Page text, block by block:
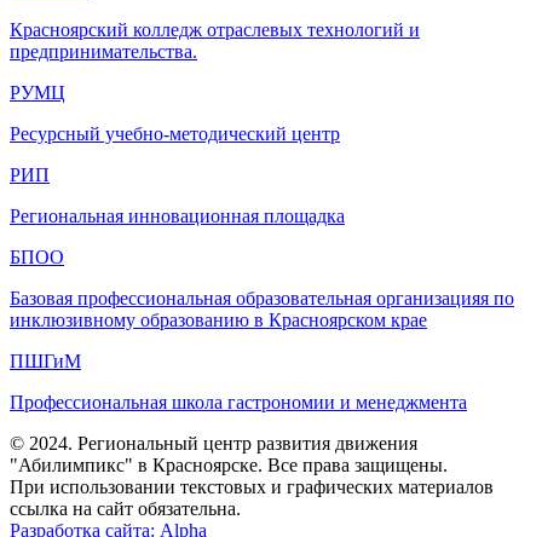
Красноярский колледж отраслевых технологий и
предпринимательства.
РУМЦ
Ресурсный учебно-методический центр
РИП
Региональная инновационная площадка
БПОО
Базовая профессиональная образовательная организацияя по
инклюзивному образованию в Красноярском крае
ПШГиМ
Профессиональная школа гастрономии и менеджмента
© 2024. Региональный центр развития движения
"Абилимпикс" в Красноярске. Все права защищены.
При использовании текстовых и графических материалов
ссылка на сайт обязательна.
Разработка сайта: Alpha